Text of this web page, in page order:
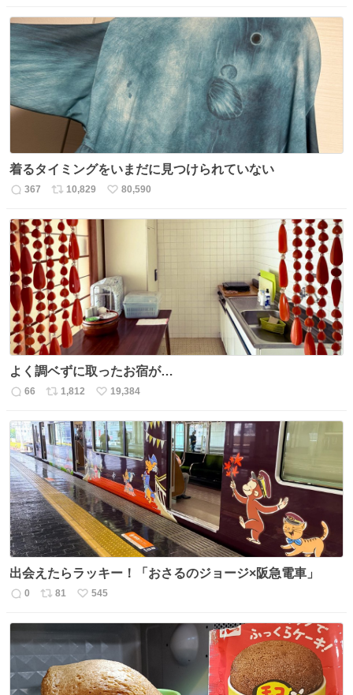
数
ス
ト
数
ね
数
着るタイミングをいまだに見つけられていない
返
数
367
リ
ス
ト
数
10,829
い
80,590
よく調ベずに取ったお宿が…
返
数
66
リ
ス
ト
数
1,812
い
ね
数
19,384
出会えたらラッキー！「おさるのジョージ×阪急電車」
返
0
リ
ス
ト
数
81
い
数
545